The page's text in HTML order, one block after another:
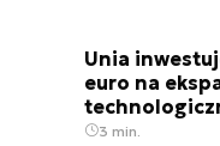
Unia
euro na
3 min.